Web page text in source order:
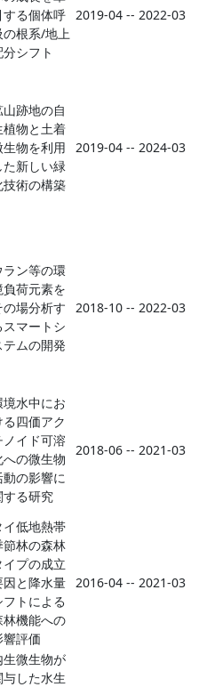
する個体呼
の根系/地上
分シフト
2019-04 -- 2022-03
山跡地の自
植物と土着
生物を利用
た新しい緑
技術の構築
2019-04 -- 2024-03
ラン等の環
負荷元素を
の場分析す
スマートシ
テムの開発
2018-10 -- 2022-03
境水中にお
る四価アク
ノイド可溶
への微生物
動の影響に
する研究
2018-06 -- 2021-03
イ低地熱帯
節林の森林
イプの成立
因と降水量
フトによる
林機能への
響評価
2016-04 -- 2021-03
生微生物が
与した水生